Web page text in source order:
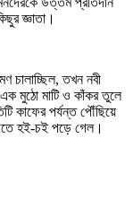
জ্ঞাতা।
চালাচ্ছিল, তখন নবী
মুঠো মাটি ও কাঁকর তুলে
কাফের পর্যন্ত পৌঁছিয়ে
হই-চই পড়ে গেল।